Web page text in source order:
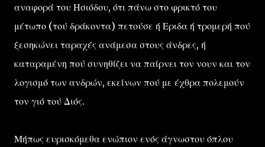
αναφορά του Ησιόδου, ότι πάνω στο φρικτό του
μέτωπο (τού δράκοντα) πετούσε ή Εριδα ή τρομερή πού
ξεσηκώνει ταραχές ανάμεσα στους άνδρες, ή
καταραμένη πού συνηθίζει να παίρνει τον νουν και τον
λογισμό των ανδρών, εκείνων πού με έχθρα πολεμούν
τον γιό τού Διός.
Μήπως ευρισκόμεθα ενώπιον ενός άγνωστου όπλου